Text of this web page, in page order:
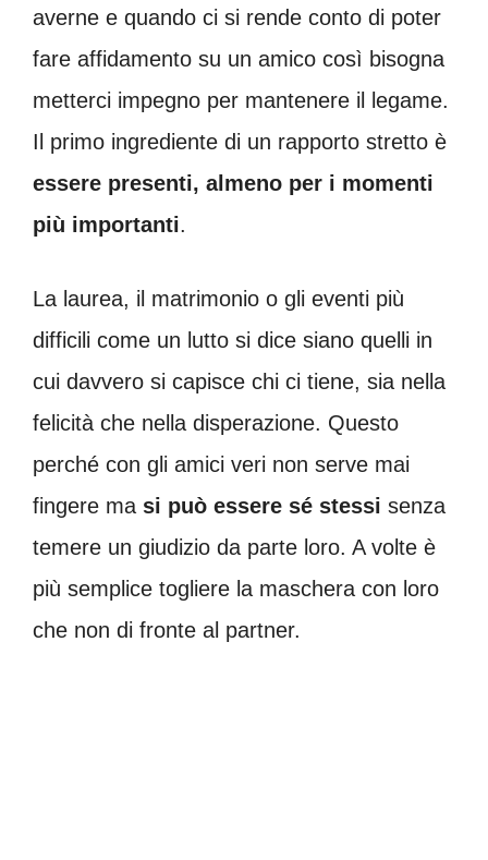
averne e quando ci si rende conto di poter
fare affidamento su un amico così bisogna
metterci impegno per mantenere il legame.
Il primo ingrediente di un rapporto stretto è
essere presenti, almeno per i momenti
più importanti.
La laurea, il matrimonio o gli eventi più
difficili come un lutto si dice siano quelli in
cui davvero si capisce chi ci tiene, sia nella
felicità che nella disperazione. Questo
perché con gli amici veri non serve mai
fingere ma si può essere sé stessi senza
temere un giudizio da parte loro. A volte è
più semplice togliere la maschera con loro
che non di fronte al partner.